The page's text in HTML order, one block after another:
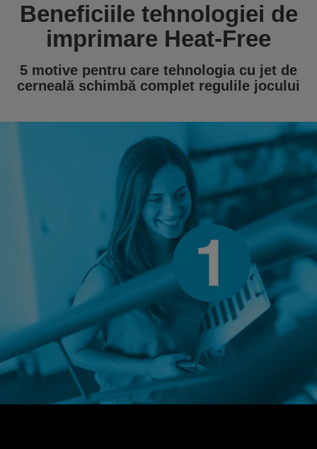
Beneficiile tehnologiei de
imprimare Heat-Free
5 motive pentru care tehnologia cu jet de
cerneală schimbă complet regulile jocului